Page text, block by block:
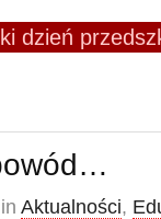
dzień
Aktualności,